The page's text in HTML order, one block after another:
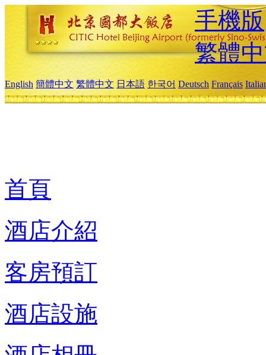
手機版
繁體
English 簡體中文 繁體中文 日本語 한국어 Deutsch Français
首頁
酒店介紹
客房預訂
酒店設施